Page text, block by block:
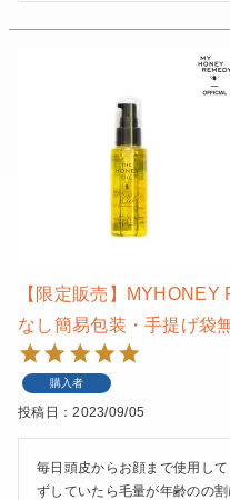
【限定販売】
なし簡易包装・手提げ袋
購入者
投稿日 2023/09/05
毎日頭皮からお顔まで使用し
ずしていたら毛量が年齢のの